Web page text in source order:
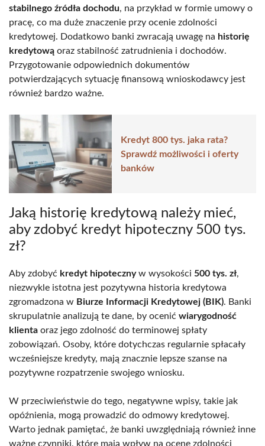
stabilnego źródła dochodu, na przykład w formie umowy o
pracę, co ma duże znaczenie przy ocenie zdolności
kredytowej. Dodatkowo banki zwracają uwagę na historię
kredytową oraz stabilność zatrudnienia i dochodów.
Przygotowanie odpowiednich dokumentów
potwierdzających sytuację finansową wnioskodawcy jest
również bardzo ważne.
Kredyt 800 tys. jaka rata?
Sprawdź możliwości i oferty
banków
Jaką historię kredytową należy mieć,
aby zdobyć kredyt hipoteczny 500 tys.
zł?
Aby zdobyć kredyt hipotecznyw wysokości 500 tys. zł,
niezwykle istotna jest pozytywna historia kredytowa
zgromadzona w Biurze Informacji Kredytowej (BIK). Banki
skrupulatnie analizują te dane, by ocenić wiarygodność
klienta oraz jego zdolność do terminowej spłaty
zobowiązań. Osoby, które dotychczas regularnie spłacały
wcześniejsze kredyty, mają znacznie lepsze szanse na
pozytywne rozpatrzenie swojego wniosku.
W przeciwieństwie do tego, negatywne wpisy, takie jak
opóźnienia, mogą prowadzić do odmowy kredytowej.
Warto jednak pamiętać, że banki uwzględniają również inne
ważne czynniki, które mają wpływ na ocenę zdolności